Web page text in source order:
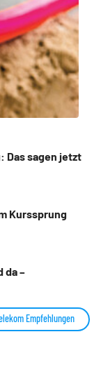
Das sagen jetzt
Kurssprung
da –
Empfehlungen